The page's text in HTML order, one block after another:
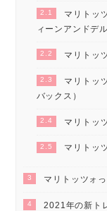
2.1
マリトッ
ィーンアンドデ
2.2 マリトッ
2.3
マリトッ
バックス）
2.4 マリトッ
2.5 マリトッ
3 マリトッツォ
4 2021年の新ト